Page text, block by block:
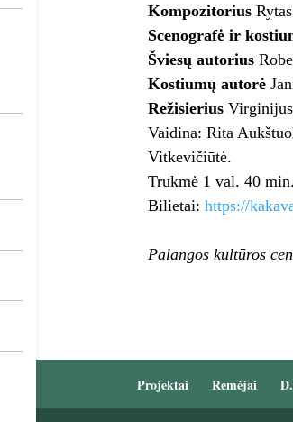
Kompozitorius
Scenografė ir
Šviesų autorius
Kostiumų autorė
Režisierius
Vaidina: Rita
Vitkevičiūtė.
Trukmė 1 val. 40 min.
Bilietai: https://
Palangos kultūros
Projektai Remėjai